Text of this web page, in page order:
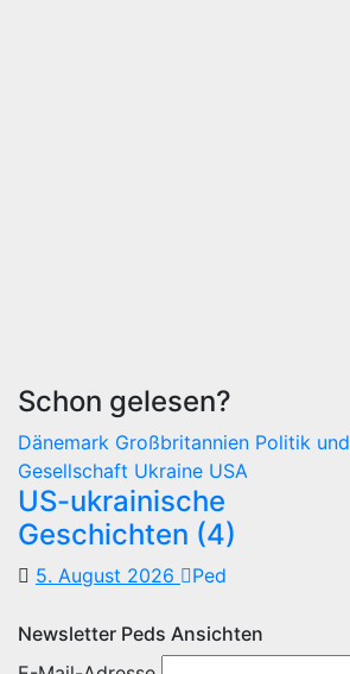
Schon gelesen?
Dänemark Großbritannien Politik und
Gesellschaft Ukraine USA
US-ukrainische
Geschichten (4)
5. August 2026 Ped
Newsletter Peds Ansichten